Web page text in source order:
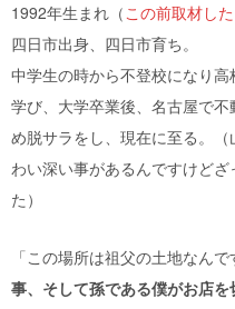
1992年生まれ（この前取材し
四日市出身、四日市育ち。
中学生の時から不登校になり
学び、大学卒業後、名古屋で
め脱サラをし、現在に至る。
わい深い事があるんですけど
た）
「この場所は祖父の土地なんで
事、そして孫である僕がお店